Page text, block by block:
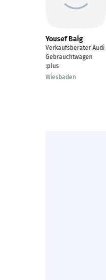
Yousef Baig
Verkaufsberater Audi
Gebrauchtwagen
:plus
Wiesbaden